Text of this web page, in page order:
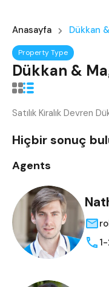
Anasayfa Dükkan
Property Type
Dükkan &
Satılık Kiralık Devren
Hiçbir sonuç
Agents